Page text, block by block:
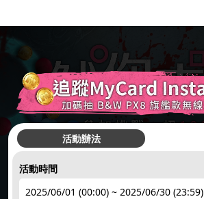
●
活動辦法
活動時間
2025/06/01 (00:00) ~ 2025/06/30 (23:59)